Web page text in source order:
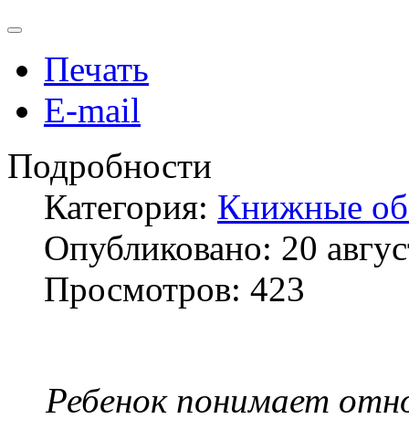
Печать
E-mail
Подробности
Категория: Книжные
Опубликовано: 20
Просмотров: 423
Ребенок понимает